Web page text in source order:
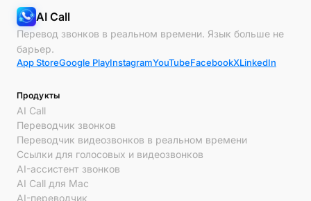
AI Call
Перевод звонков в реальном времени. Язык больше не
барьер.
App StoreGoogle PlayInstagramYouTubeFacebookXLinkedIn
Продукты
AI Call
Переводчик звонков
Переводчик видеозвонков в реальном времени
Ссылки для голосовых и видеозвонков
AI-ассистент звонков
AI Call для Mac
AI-переводчик